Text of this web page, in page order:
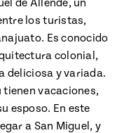
Aprovecha
al
máximo
la
temporada
de maíz
Pati Jinich
Explores
Panamericana
de Allende, un
los turistas,
Es conocido
colonial,
deliciosa y variada.
tienen vacaciones,
esposo. En este
a San Miguel, y